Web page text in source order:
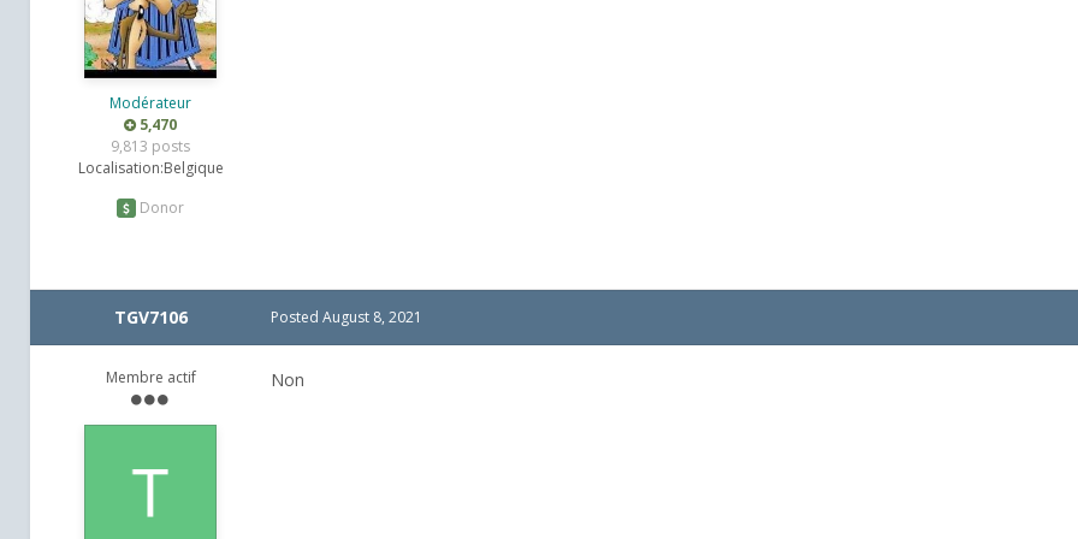
Modérateur
5,470
9,813 posts
Localisation:Belgique
Donor
TGV7106
Membre actif
Posted August 8, 2021
Non